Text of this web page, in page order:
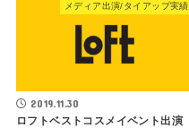
メディア出演/タイアップ実績
2019.11.30
ロフトベストコスメイベント出演